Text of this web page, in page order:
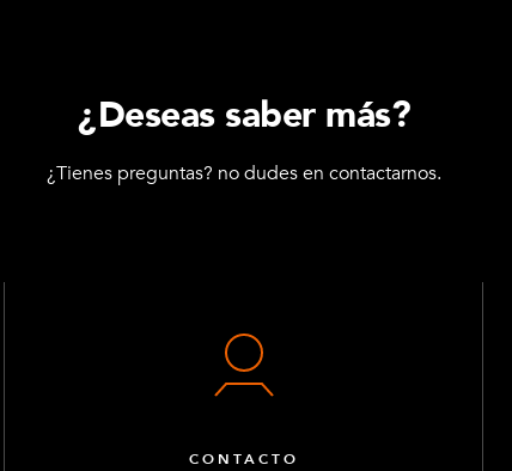
¿Deseas saber más?
¿Tienes preguntas? no dudes en contactarnos.
CONTACTO